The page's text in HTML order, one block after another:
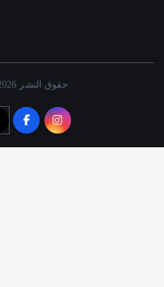
حقوق النشر 2026 المحرر 24